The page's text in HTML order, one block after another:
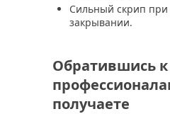
Сильный скрип
закрывании.
Обратившись к
получаете